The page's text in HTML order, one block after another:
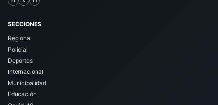
SECCIONES
Regional
Policial
Deportes
Internacional
Municipalidad
Educación